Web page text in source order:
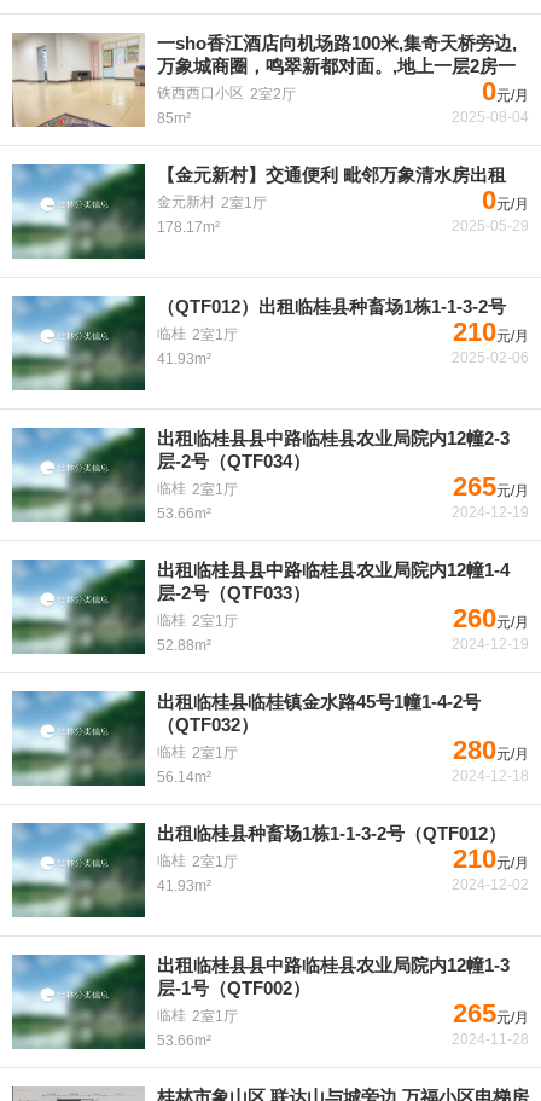
一sho香江酒店向机场路100米,集奇天桥旁边,
万象城商圈，鸣翠新都对面。,地上一层2房一
铁西西口小区 2室2厅
85m²
0元/月
2025-08-04
【金元新村】交通便利 毗邻万象清水房出租
金元新村 2室1厅
178.17m²
0元/月
2025-05-29
（QTF012）出租临桂县种畜场1栋1-1-3-2号
临桂 2室1厅
41.93m²
210元/月
2025-02-06
出租临桂县县中路临桂县农业局院内12幢2-3
层-2号（QTF034）
临桂 2室1厅
53.66m²
265元/月
2024-12-19
出租临桂县县中路临桂县农业局院内12幢1-4
层-2号（QTF033）
临桂 2室1厅
52.88m²
260元/月
2024-12-19
出租临桂县临桂镇金水路45号1幢1-4-2号
（QTF032）
临桂 2室1厅
56.14m²
280元/月
2024-12-18
出租临桂县种畜场1栋1-1-3-2号（QTF012）
临桂 2室1厅
41.93m²
210元/月
2024-12-02
出租临桂县县中路临桂县农业局院内12幢1-3
层-1号（QTF002）
临桂 2室1厅
53.66m²
265元/月
2024-11-28
桂林市象山区 联达山与城旁边 万福小区电梯房